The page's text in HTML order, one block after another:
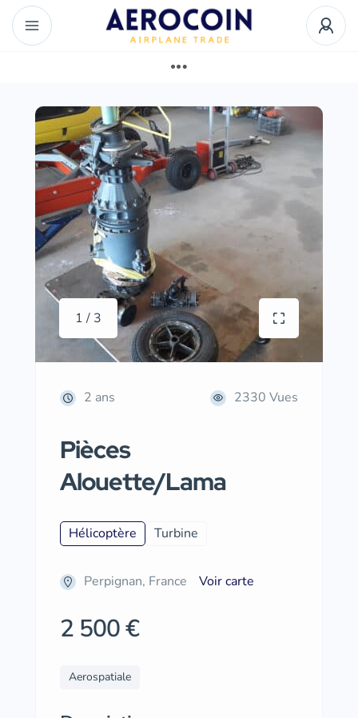
1 / 3
2 ans 2330 Vues
Pièces
Alouette/Lama
Hélicoptère Turbine
Perpignan, France Voir carte
2 500 €
Aerospatiale